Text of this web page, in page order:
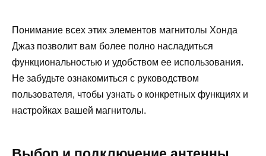
Понимание всех этих элементов магнитолы Хонда
Джаз позволит вам более полно насладиться
функциональностью и удобством ее использования.
Не забудьте ознакомиться с руководством
пользователя, чтобы узнать о конкретных функциях и
настройках вашей магнитолы.